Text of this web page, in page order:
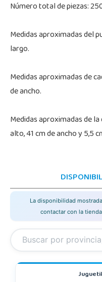
Número total de piezas:
Medidas aproximadas del
largo.
Medidas aproximadas de
de ancho.
Medidas aproximadas de
alto, 41 cm de ancho y 5,5
La disponibilidad
contactar con la